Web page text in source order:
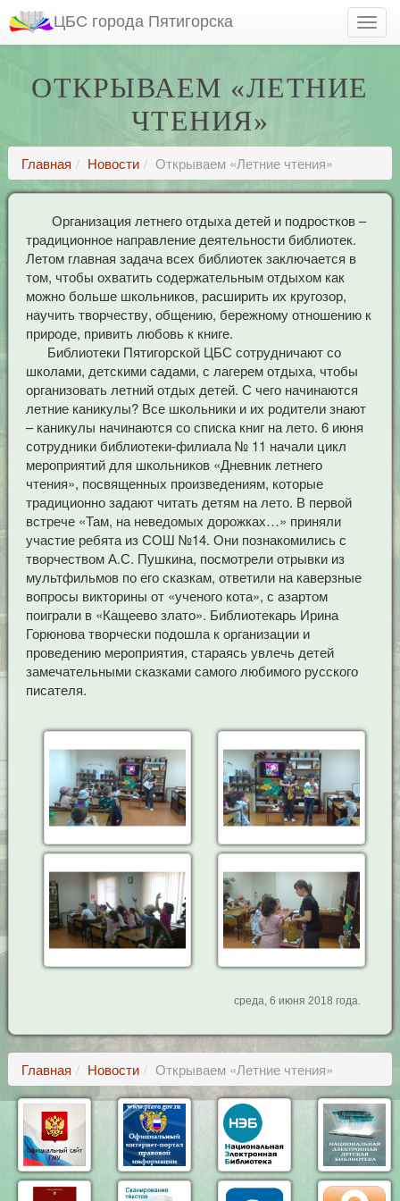
ЦБС города Пятигорска
ОТКРЫВАЕМ «ЛЕТНИЕ
ЧТЕНИЯ»
Главная Новости Открываем «Летние чтения»
Организация летнего отдыха детей и подростков –
традиционное направление деятельности библиотек.
Летом главная задача всех библиотек заключается в
том, чтобы охватить содержательным отдыхом как
можно больше школьников, расширить их кругозор,
научить творчеству, общению, бережному отношению к
природе, привить любовь к книге.
Библиотеки Пятигорской ЦБС сотрудничают со
школами, детскими садами, с лагерем отдыха, чтобы
организовать летний отдых детей. С чего начинаются
летние каникулы? Все школьники и их родители знают
– каникулы начинаются со списка книг на лето. 6 июня
сотрудники библиотеки-филиала № 11 начали цикл
мероприятий для школьников «Дневник летнего
чтения», посвященных произведениям, которые
традиционно задают читать детям на лето. В первой
встрече «Там, на неведомых дорожках…» приняли
участие ребята из СОШ №14. Они познакомились с
творчеством А.С. Пушкина, посмотрели отрывки из
мультфильмов по его сказкам, ответили на каверзные
вопросы викторины от «ученого кота», с азартом
поиграли в «Кащеево злато». Библиотекарь Ирина
Горюнова творчески подошла к организации и
проведению мероприятия, стараясь увлечь детей
замечательными сказками самого любимого русского
писателя.
среда, 6 июня 2018 года.
Главная Новости Открываем «Летние чтения»